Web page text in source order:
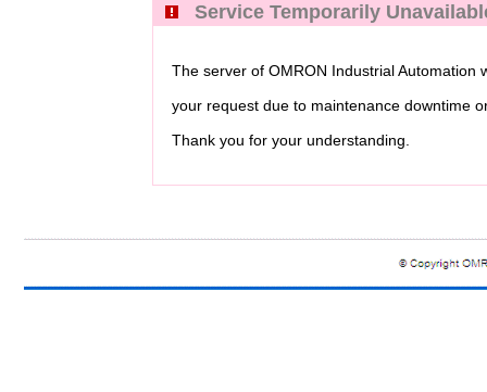
Service Temporarily
The server of OMRON Industrial Automation
your request due to maintenance downtime
Thank you for your understanding.